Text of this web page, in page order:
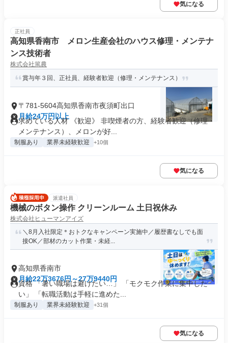
気になる
正社員
高知県香南市 メロン生産会社のハウス修理・メンテナ
ンス技術者
株式会社篤農
賞与年３回、正社員、経験者歓迎（修理・メンテナンス）
〒781-5604高知県香南市夜須町出口
月給24万円以上
求めている人材 《歓迎》 非喫煙者の方、経験者歓迎（修理・
メンテナンス）、メロンが好...
制服あり 業界未経験歓迎 +10個
気になる
派遣社員
機械のボタン操作 クリーンルーム 土日祝休み
株式会社ヒューマンアイズ
＼8月入社限定＊おトクなキャンペーン実施中／履歴書なしでも面
接OK／部材のカット作業・未経...
高知県香南市
月給22万3676円～27万9440円
資格 「暑い職場は避けたい…」 「モクモク作業に集中した
い」 「転職活動は手軽に進めた...
制服あり 業界未経験歓迎 +31個
気になる